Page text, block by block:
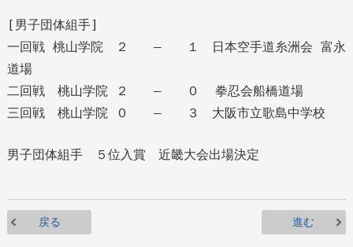
[男子団体組手]
一回戦 桃山学院 ２ — １ 日本空手道糸洲会 富永
道場
二回戦 桃山学院 ２ — ０ 拳忍会船橋道場
三回戦 桃山学院 ０ — ３ 大阪市立歌島中学校
男子団体組手 ５位入賞 近畿大会出場決定
戻る 進む